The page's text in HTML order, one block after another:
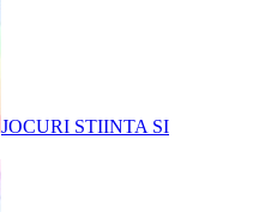
JOCURI STIINTA SI